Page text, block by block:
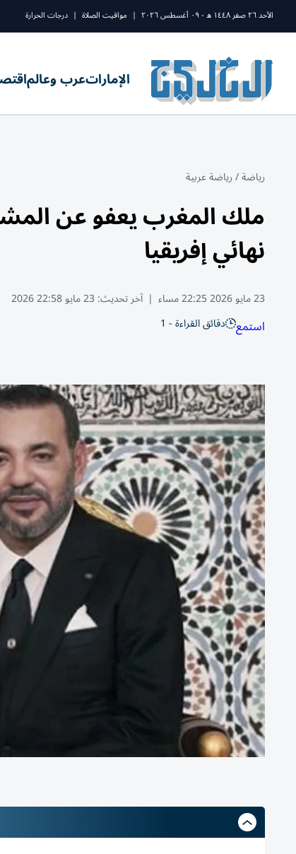
الأحد ٢٦ صفر ١٤٤٨ ه - ٠٩ أغسطس ٢٠٢٦ | مواقيت الصلاة | درجات الحرارة
الإماراتعرب وعالم
رياضة/رياضة عربية
ملك المغرب يعفو عن
نهائي إفريقيا
23 مايو 2026 22:25 مساء | آخر تحديث: 23 مايو 22:58 2026
استمع دقائق القراءة - 1